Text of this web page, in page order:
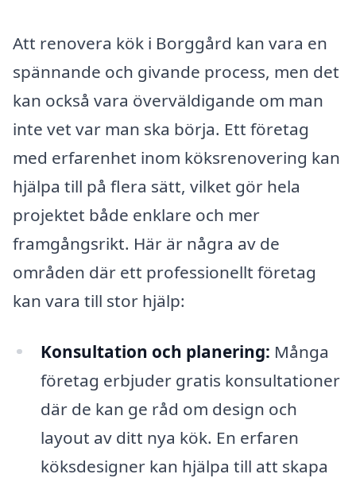
Att renovera kök i Borggård kan vara en
spännande och givande process, men det
kan också vara överväldigande om man
inte vet var man ska börja. Ett företag
med erfarenhet inom köksrenovering kan
hjälpa till på flera sätt, vilket gör hela
projektet både enklare och mer
framgångsrikt. Här är några av de
områden där ett professionellt företag
kan vara till stor hjälp:
Konsultation och planering: Många
företag erbjuder gratis konsultationer
där de kan ge råd om design och
layout av ditt nya kök. En erfaren
köksdesigner kan hjälpa till att skapa